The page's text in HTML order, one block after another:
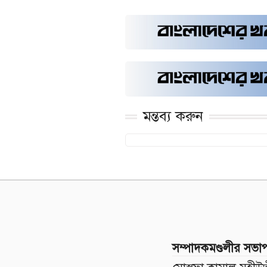
মন্তব্য করুন
সম্পাদকমণ্ডলীর